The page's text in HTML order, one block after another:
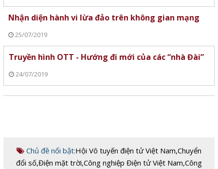
Nhận diện hành vi lừa đảo trên không gian mạng
25/07/2019
Truyền hình OTT - Hướng đi mới của các “nhà Đài”
24/07/2019
Chủ đề nổi bật:Hội Vô tuyến điện tử Việt Nam,Chuyển
đổi số,Điện mặt trời,Công nghiệp Điện tử Việt Nam,Công